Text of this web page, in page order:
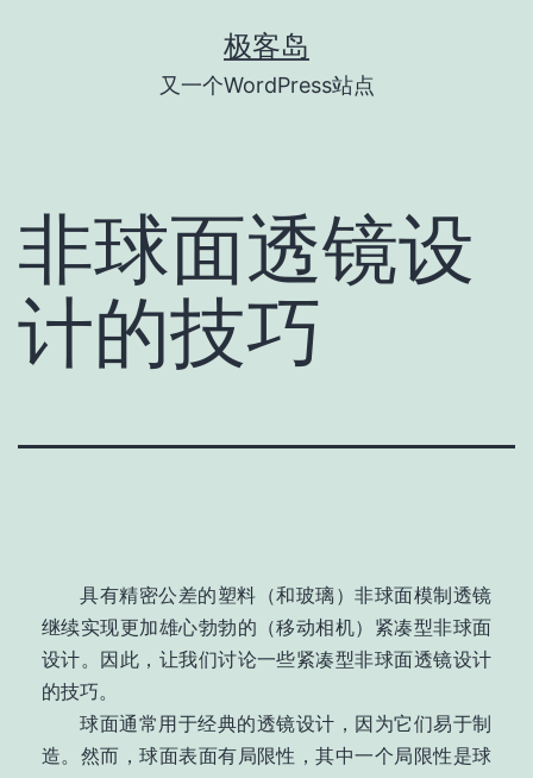
极客岛
又一个WordPress站点
非球面透镜设
计的技巧
具有精密公差的塑料（和玻璃）非球面模制透镜
继续实现更加雄心勃勃的（移动相机）紧凑型非球面
设计。因此，让我们讨论一些紧凑型非球面透镜设计
的技巧。
球面通常用于经典的透镜设计，因为它们易于制
造。然而，球面表面有局限性，其中一个局限性是球